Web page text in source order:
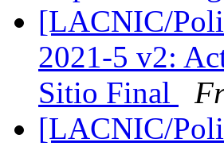
[LACNIC/
2021-5 v2:
Sitio Final
[LACNIC/